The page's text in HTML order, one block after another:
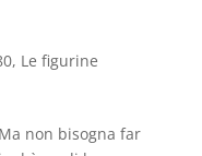
, Le figurine
non bisogna far